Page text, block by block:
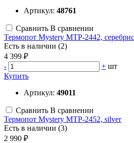
Артикул: 48761
Сравнить В сравнении
Термопот Mystery MTP-2442,
Есть в наличии (2)
4 399 ₽
-
+ шт
Купить
Артикул: 49011
Сравнить В сравнении
Термопот Mystery MTP-2452, silver
Есть в наличии (3)
2 990 ₽